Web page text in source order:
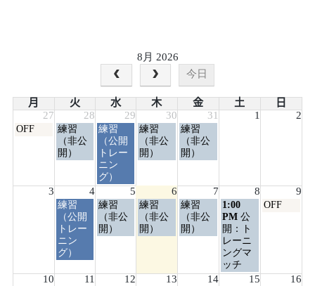
8月 2026
今日
月 火 水 木 金 土
日
27
28 29 30 31 1 2
月
27th
OFF
火
曜
日,
28th
2026
練習
（非公
開）
水
曜
日,
7
月
29th
2026
練習
（公開
トレー
ニン
グ）
木
曜
日,
30th
2026
練習
（非公
開）
金
曜
日,
31st
2026
練習
（非公
開）
3 4 5 6 7 8 9
火
曜
日,
8
月
2026
練習
（公開
トレー
ニン
グ）
水
曜
日,
2026
練習
（非公
開）
木
曜
日,
2026
練習
（非公
開）
金
曜
日,
2026
練習
（非公
開）
土
曜
日,
8
月
8th
2026
1:00
PM 公
開：ト
レーニ
ングマ
ッチ
日
2026
OFF
10 11 12 13 14 15 16